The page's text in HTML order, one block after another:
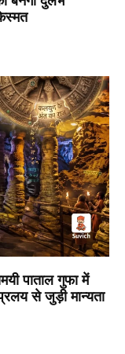
पाताल गुफा में
से जुड़ी मान्यता